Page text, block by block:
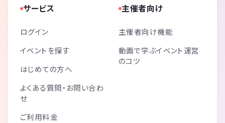
サービス
ログイン
イベントを探す
はじめての方へ
よくある質問・お問い合わ
せ
ご利用料金
主催者向け
主催者向け機能
動画で学ぶイベント運営
のコツ